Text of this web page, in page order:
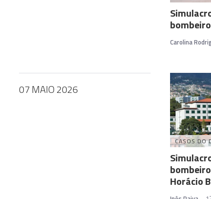
Carolina
07 MAIO 2026
CASOS DO
Horácio